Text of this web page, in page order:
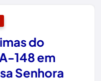
do
148 em
Senhora